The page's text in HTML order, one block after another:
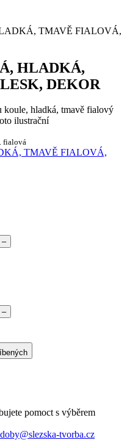
TMAVĚ FIALOVÁ,
HLADKÁ,
DEKOR
koule, hladká, tmavě fialový
ilustrační
fialová
–
–
pomoct s výběrem
tvorba.cz